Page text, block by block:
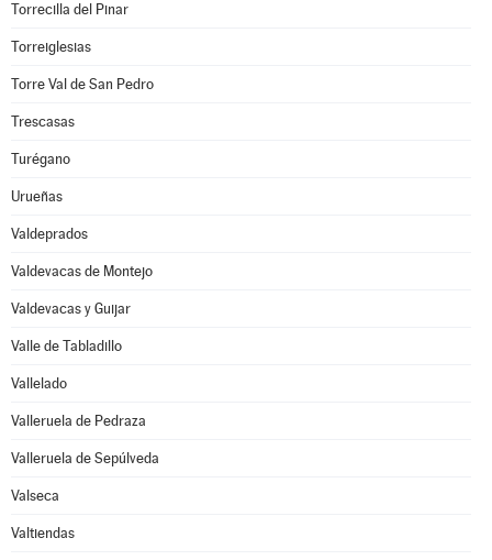
Torrecilla del Pinar
Torreiglesias
Torre Val de San Pedro
Trescasas
Turégano
Urueñas
Valdeprados
Valdevacas de Montejo
Valdevacas y Guijar
Valle de Tabladillo
Vallelado
Valleruela de Pedraza
Valleruela de Sepúlveda
Valseca
Valtiendas